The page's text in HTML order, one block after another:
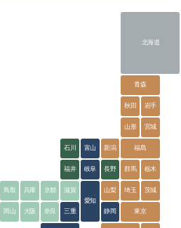
北海道
青森
秋田 岩手
山形 宮城
福島
新潟
群馬 栃木
埼玉 茨城
東京
山梨
石川
福井 長野
富山
岐阜
愛知
静岡
三重
鳥取
岡山
兵庫 京都 滋賀
大阪 奈良